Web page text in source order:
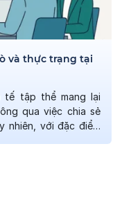
và thực trạng tại
tế tập thể mang lại
qua việc chia sẻ
nhiên, với đặc điểm